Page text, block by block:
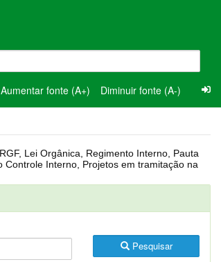
Aumentar fonte (A+) Diminuir fonte (A-)
Pesquisar